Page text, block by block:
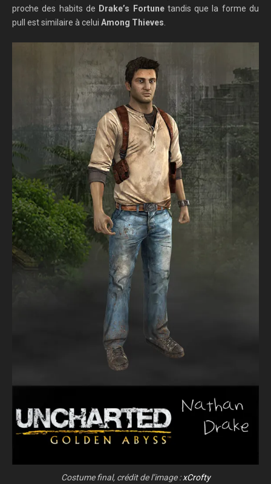
proche des habits de Drake’s Fortunetandis que la forme du
pull est similaire à celui Among Thieves
Costume final, crédit de l’image :xCrofty